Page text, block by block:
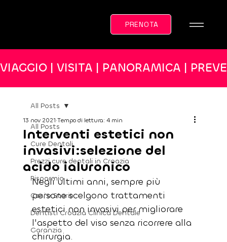
PRENOTA
VIAGGIO | VISITA | PANORAMICA |
All Posts
Cure Dentali
Prezzi cure dentali in Croazia
Risparmio
Casi e Storie
Dentisti Croazia Clinica Dentale
Garanzia
All Posts
Interventi estetici non
invasivi:selezione del
acido ialuronico
13 nov 2021 Tempo di lettura: 4 min
Negli ultimi anni, sempre più
persone scelgono trattamenti
estetici non invasivi per migliorare
l'aspetto del viso senza ricorrere alla
chirurgia.